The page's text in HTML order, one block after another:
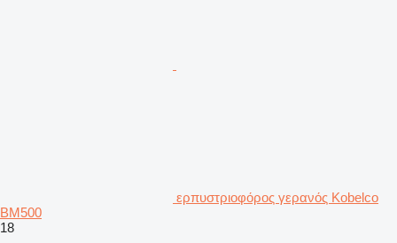
ερπυστριοφόρος γερανός Kobelco
BM500
18